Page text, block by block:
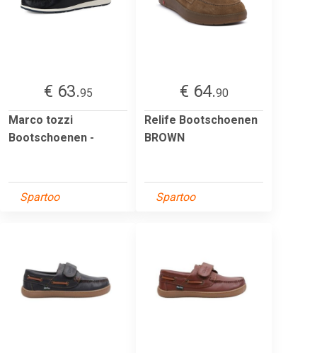
€ 63.95
Marco tozzi
Bootschoenen -
Spartoo
€ 64.90
Relife Bootschoenen
BROWN
Spartoo